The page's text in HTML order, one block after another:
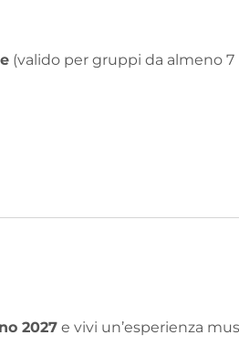
(valido per gruppi da almeno 7
2027 e vivi un’esperienza